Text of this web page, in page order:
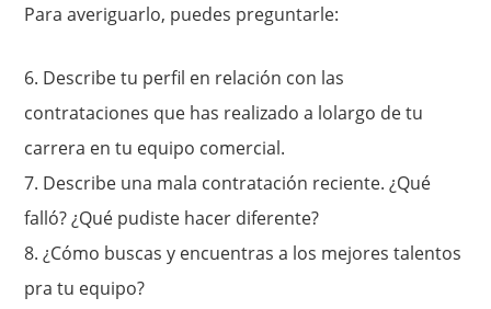
Para averiguarlo, puedes preguntarle:
6. Describe tu perfil en relación con las
contrataciones que has realizado a lolargo de tu
carrera en tu equipo comercial.
7. Describe una mala contratación reciente. ¿Qué
falló? ¿Qué pudiste hacer diferente?
8.¿Cómo buscas y encuentras a los mejores talentos
pra tu equipo?